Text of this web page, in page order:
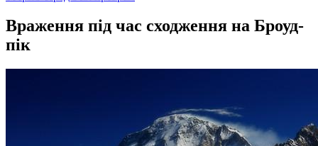
Враження під час сходження на Броуд-
пік